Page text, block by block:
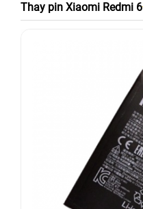
Thay pin Xiaomi Redmi 6